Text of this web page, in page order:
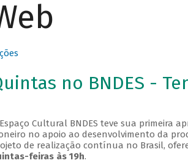
no BNDES -
Cultural BNDES teve sua primeira
no apoio ao desenvolvimento da
de realização contínua no Brasil,
feiras às 19h.